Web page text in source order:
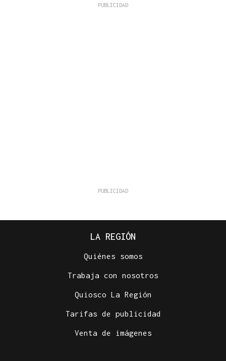
LA REGIÓN
Quiénes somos
Trabaja con nosotros
Quiosco La Región
Tarifas de publicidad
Venta de imágenes